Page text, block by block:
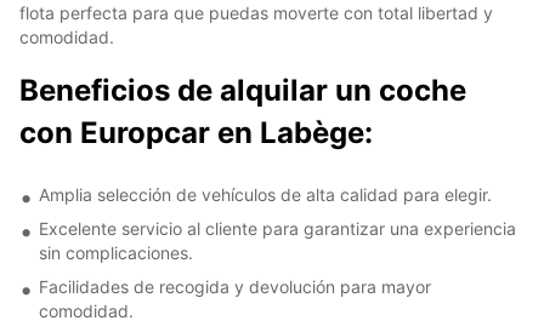
flota perfecta para que puedas moverte con total libertad y
comodidad.
Beneficios de alquilar un coche
con Europcar en Labège:
Amplia selección de vehículos de alta calidad para elegir.
Excelente servicio al cliente para garantizar una experiencia
sin complicaciones.
Facilidades de recogida y devolución para mayor
comodidad.